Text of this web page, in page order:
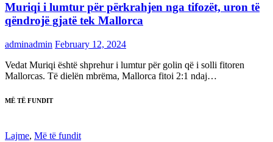
Muriqi i lumtur për përkrahjen nga tifozët, uron të
qëndrojë gjatë tek Mallorca
adminadmin February 12, 2024
Vedat Muriqi është shprehur i lumtur për golin që i solli fitoren
Mallorcas. Të dielën mbrëma, Mallorca fitoi 2:1 ndaj…
MË TË FUNDIT
Lajme, Më të fundit